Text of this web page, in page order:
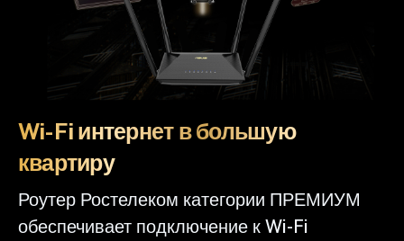
Wi-Fi интернет в большую
квартиру
Роутер Ростелеком категории ПРЕМИУМ
обеспечивает подключение к Wi-Fi